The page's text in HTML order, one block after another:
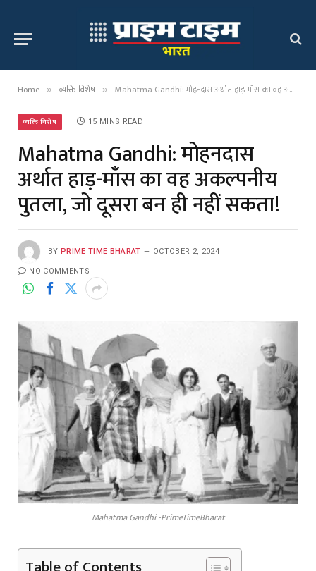
Home » व्यक्ति विशेष » Mahatma Gandhi: मोहनदास अर्थात हाड़-माँस का वह अकल्पनीय पुतला, जो दूसरा बन ही नहीं सकता!
व्यक्ति विशेष 15 MINS READ
Mahatma Gandhi: मोहनदास
अर्थात हाड़-माँस का वह अकल्पनीय
पुतला, जो दूसरा बन ही नहीं सकता!
BY PRIME TIME BHARAT OCTOBER 2, 2024
NO COMMENTS
Mahatma Gandhi -PrimeTimeBharat